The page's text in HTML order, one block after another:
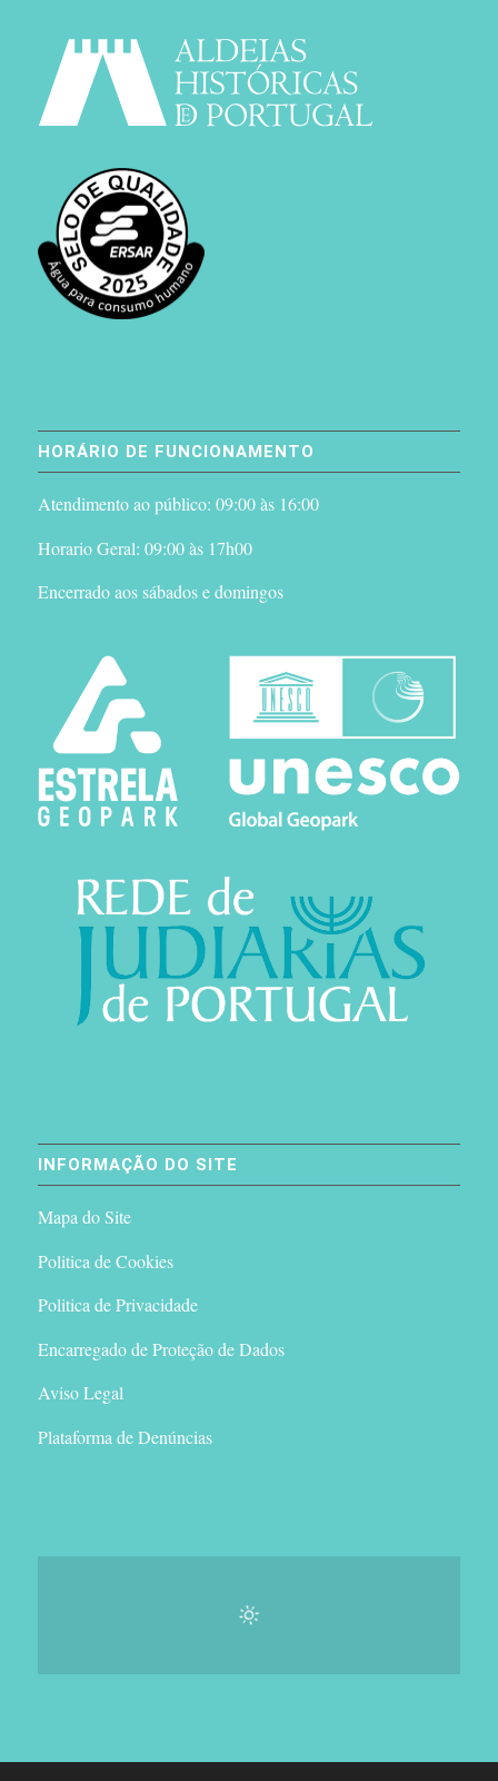
HORÁRIO DE FUNCIONAMENTO
Atendimento ao público: 09:00 às 16:00
Horario Geral: 09:00 às 17h00
Encerrado aos sábados e domingos
INFORMAÇÃO DO SITE
Mapa do Site
Politica de Cookies
Politica de Privacidade
Encarregado de Proteção de Dados
Aviso Legal
Plataforma de Denúncias